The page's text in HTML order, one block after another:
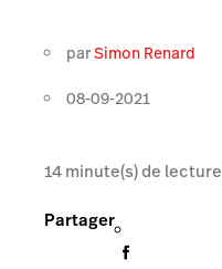
parSimon Renard
08-09-2021
14minute(s) de lecture
Partager